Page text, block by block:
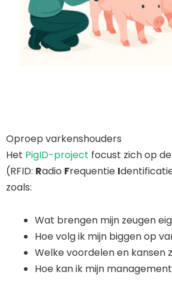
Oproep varkenshouders
Het PigID-project focust zich op
(RFID: Radio Frequentie I
zoals:
Wat brengen mijn zeugen
Hoe volg ik mijn biggen op
Welke voordelen en kansen
Hoe kan ik mijn